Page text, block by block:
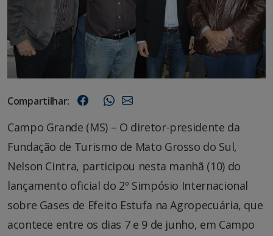
Compartilhar:
Campo Grande (MS) – O diretor-presidente da
Fundação de Turismo de Mato Grosso do Sul,
Nelson Cintra, participou nesta manhã (10) do
lançamento oficial do 2º Simpósio Internacional
sobre Gases de Efeito Estufa na Agropecuária, que
acontece entre os dias 7 e 9 de junho, em Campo